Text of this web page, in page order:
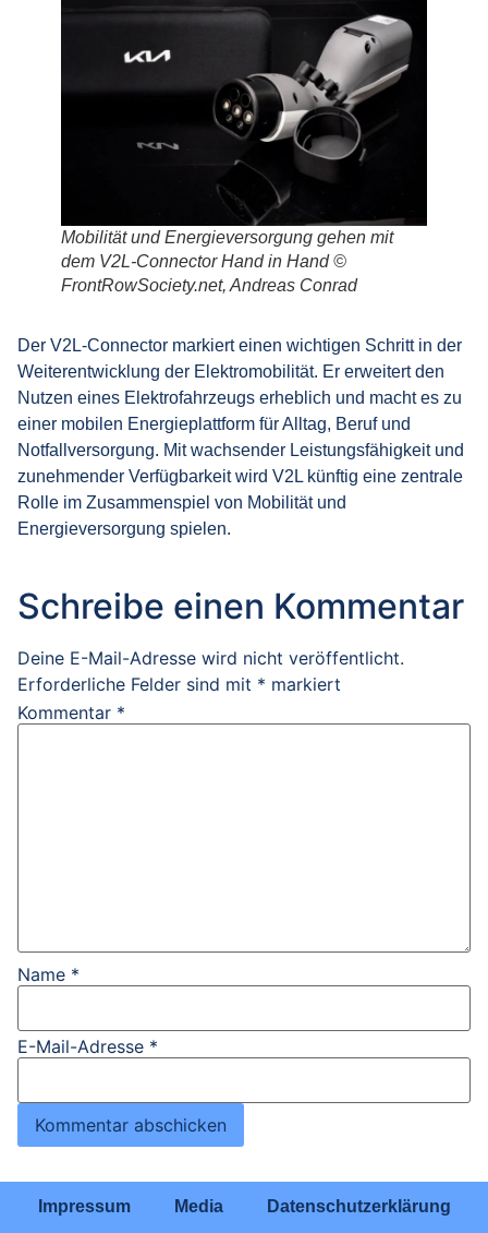
Mobilität und Energieversorgung gehen mit
dem V2L-Connector Hand in Hand©
FrontRowSociety.net, Andreas Conrad
Der V2L-Connector markiert einen wichtigen Schritt in der
Weiterentwicklung der Elektromobilität. Er erweitert den
Nutzen eines Elektrofahrzeugs erheblich und macht es zu
einer mobilen Energieplattform für Alltag, Beruf und
Notfallversorgung. Mit wachsender Leistungsfähigkeit und
zunehmender Verfügbarkeit wird V2L künftig eine zentrale
Rolle im Zusammenspiel von Mobilität und
Energieversorgung spielen.
Schreibe einen Kommentar
Deine E-Mail-Adresse wird nicht veröffentlicht.
Erforderliche Felder sind mit * markiert
Kommentar *
Name *
E-Mail-Adresse *
Impressum Media Datenschutzerklärung